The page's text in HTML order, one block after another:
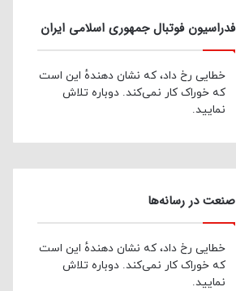
فدراسیون فوتبال جمهوری اسلامی ایران
خطایی رخ داد، که نشان دهندهٔ این است
که خوراک کار نمی‌کند. دوباره تلاش
نمایید.
صنعت در رسانه‌ها
خطایی رخ داد، که نشان دهندهٔ این است
که خوراک کار نمی‌کند. دوباره تلاش
نمایید.